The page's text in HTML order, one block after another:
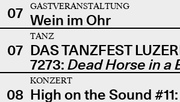
07
GASTVERANSTALTUNG
Wein im Ohr
07
TANZ
DAS TANZFEST
7273: Dead Horse in a
08
KONZERT
High on the Sound